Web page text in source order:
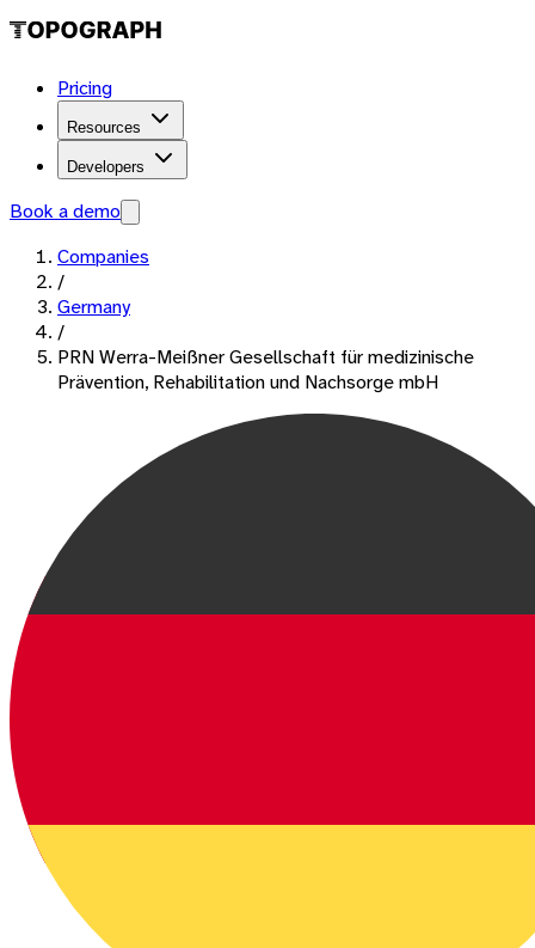
Pricing
Resources
Developers
Book a demo
Companies
/
Germany
/
PRN Werra-Meißner Gesellschaft für medizinische
Prävention, Rehabilitation und Nachsorge mbH